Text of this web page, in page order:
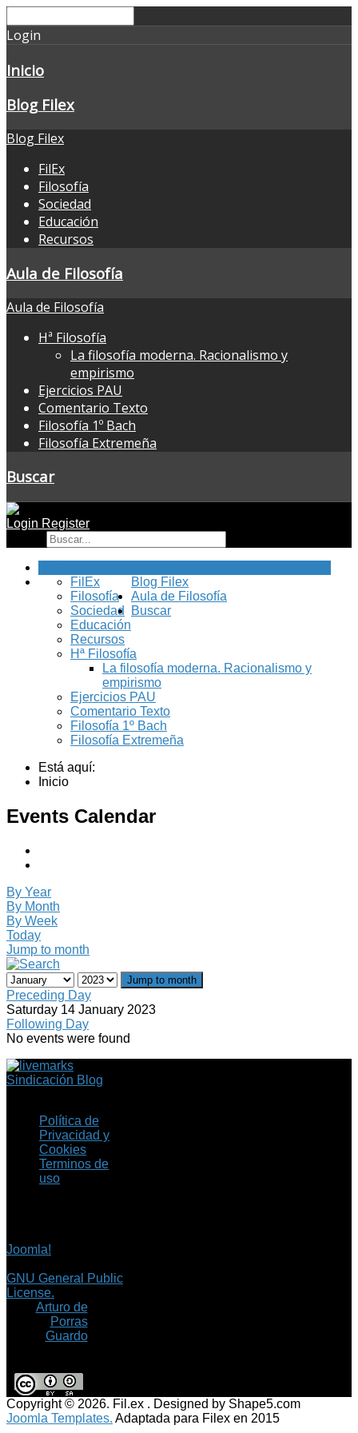
Login
Inicio
Blog Filex
Blog Filex
FilEx
Filosofía
Sociedad
Educación
Recursos
Aula de Filosofía
Aula de Filosofía
Hª Filosofía
La filosofía moderna. Racionalismo y
empirismo
Ejercicios PAU
Comentario Texto
Filosofía 1º Bach
Filosofía Extremeña
Buscar
Login Register
Blog Filex
FilEx
Filosofía
Sociedad
Educación
Recursos
Aula de Filosofía
Hª Filosofía
La filosofía moderna. Racionalismo y
empirismo
Ejercicios PAU
Comentario Texto
Filosofía 1º Bach
Filosofía Extremeña
Buscar
Está aquí:
Inicio
Events Calendar
By Year
By Month
By Week
Today
Jump to month
Jump to month
Preceding Day
Saturday 14 January 2023
Following Day
No events were found
Sindicación Blog
Política de
Privacidad y
Cookies
Terminos de
uso
Joomla!
GNU General Public
License.
Arturo de
Porras
Guardo
Copyright © 2026. Fil.ex . Designed by Shape5.com
Joomla Templates. Adaptada para Filex en 2015